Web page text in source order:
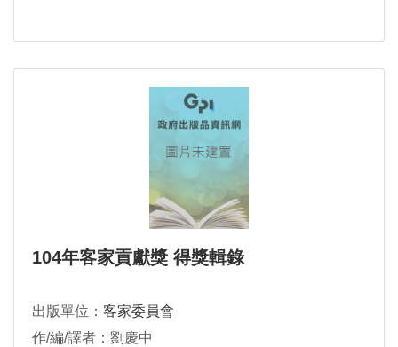
104年客家貢獻獎 得獎輯錄
出版單位： 客家委員會
作/編/譯者：劉慶中